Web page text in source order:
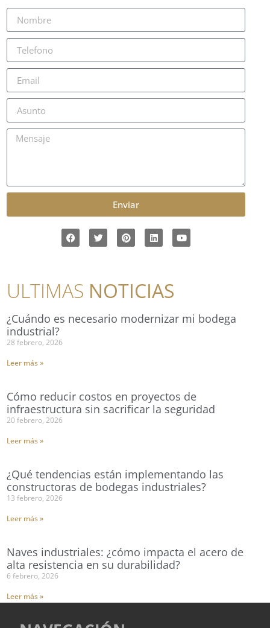
Enviar
ULTIMAS NOTICIAS
¿Cuándo es necesario modernizar mi bodega
industrial?
28 febrero, 2026
Leer más »
Cómo reducir costos en proyectos de
infraestructura sin sacrificar la seguridad
20 febrero, 2026
Leer más »
¿Qué tendencias están implementando las
constructoras de bodegas industriales?
13 febrero, 2026
Leer más »
Naves industriales: ¿cómo impacta el acero de
alta resistencia en su durabilidad?
6 febrero, 2026
Leer más »